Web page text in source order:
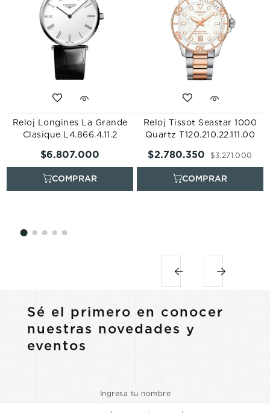
Reloj Longines La Grande
Clasique L4.866.4.11.2
$6.807.000
Reloj Tissot Seastar 1000
Quartz T120.210.22.111.00
$3. 271.000
$2.780.350
Sé el primero en conocer
nuestras novedades y
eventos
Ingresa tu nombre